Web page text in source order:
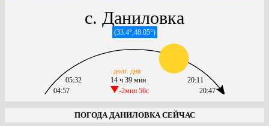
с. Даниловка
(33.4°,48.05°)
04:57
05:32
14 ч 39 мин
-2мин 56c
долг. дня
20:47
20:11
ПОГОДА ДАНИЛОВКА СЕЙЧАС